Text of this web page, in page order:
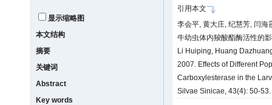
显示缩略图
本文结构
摘要
关键词
Abstract
Key words
引用本文
李会平, 黄大庄, 纪慧芳, 闫
牛幼虫体内羧酸酯酶活性的
Li Huiping, Huang
2007. Effects of Different
Carboxylesterase in the
Silvae Sinicae, 43(4): 50-